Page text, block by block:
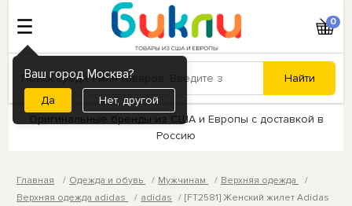
Ваш город Москва?
Нет, другой
0
Оригинальные бренды из США и Европы с доставкой в
Россию
Главная Одежда и обувь Мужчинам
Верхняя одежда
Верхняя одежда adidas
adidas
[FT2581] Женский жилет Adidas